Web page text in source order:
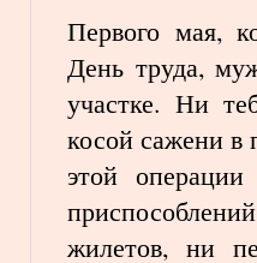
Первого мая,
День труда,
участке. Ни
косой сажени в
этой
жилетов, ни